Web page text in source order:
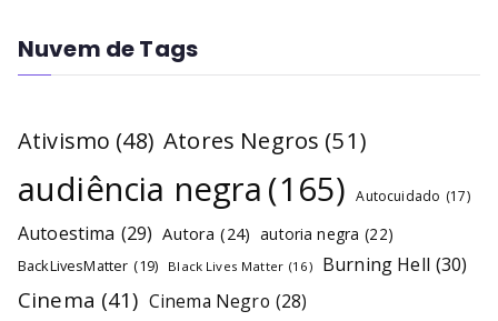
Nuvem de Tags
Ativismo (48) Atores Negros (51)
audiência negra (165) Autocuidado (17)
Autoestima (29) Autora (24) autoria negra (22)
BackLivesMatter (19) Black Lives Matter (16) Burning Hell (30)
Cinema (41) Cinema Negro (28)